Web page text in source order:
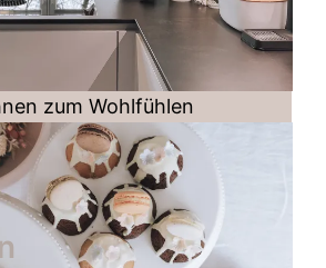
zum Wohlfühlen